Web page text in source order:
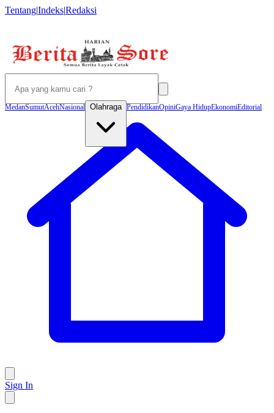
Tentang|Indeks|Redaksi
MedanSumutAcehNasional Olahraga PendidikanOpiniGaya HidupEkonomiEditorial
Sign In